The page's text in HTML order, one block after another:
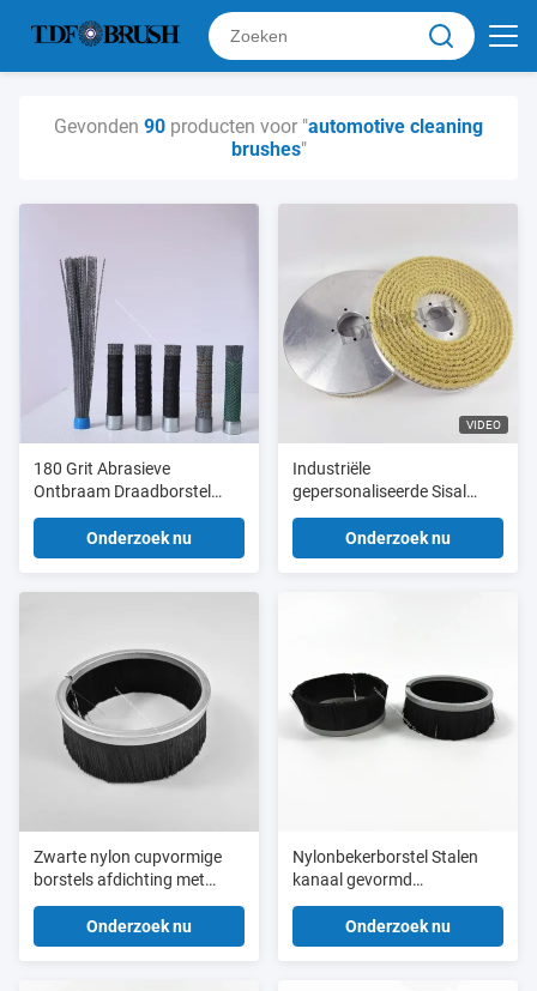
Gevonden 90 producten voor "automotive cleaning
brushes"
180 Grit Abrasieve
Ontbraam Draadborstel
Eindborstels Voor Het
Polijsten Van Het Oppervlak
Onderzoek nu
VIDEO
Industriële
gepersonaliseerde Sisal
Bristle Aluminium Disc
Borstel voor het reinigen en
polijsten
Onderzoek nu
Zwarte nylon cupvormige
borstels afdichting met
stalen profiel voor afstoffen
of afdichtenOnderzoek nu
Nylonbekerborstel Stalen
kanaal gevormd
stofopvangkap borstels
voor CNC-machines
Onderzoek nu